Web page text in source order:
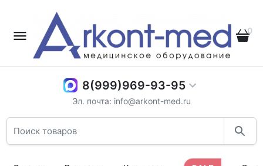
0
8(999)969-93-95
Эл. почта: info@arkont-med.ru